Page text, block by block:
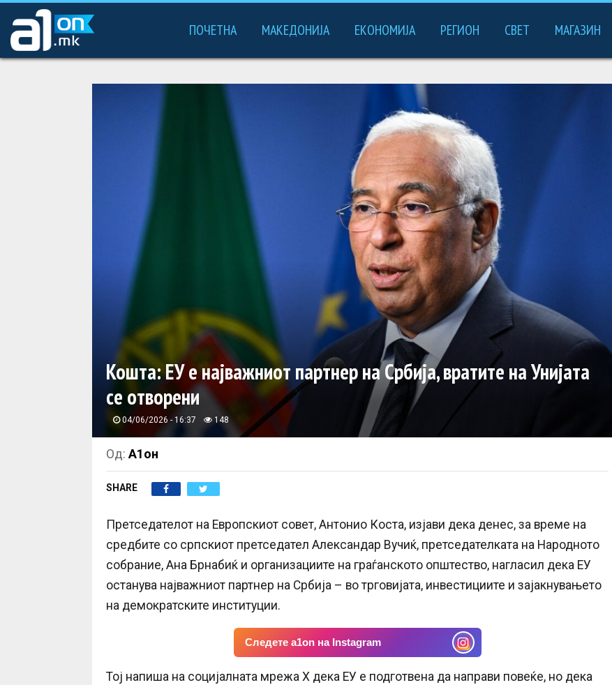
ПОЧЕТНА МАКЕДОНИЈА ЕКОНОМИЈА РЕГИОН СВЕТ МАГАЗИН
Кошта: ЕУ е најважниот партнер на Србија, вратите на Унијата
се отворени
04/06/2026 - 16:37 148
Од: А1он
SHARE
Претседателот на Европскиот совет, Антонио Коста, изјави дека денес, за време на
средбите со српскиот претседател Александар Вучиќ, претседателката на Народното
собрание, Ана Брнабиќ и организациите на граѓанското општество, нагласил дека ЕУ
останува најважниот партнер на Србија – во трговијата, инвестициите и зајакнувањето
на демократските институции.
Следете a1on на Instagram
Тој напиша на социјалната мрежа X дека ЕУ е подготвена да направи повеќе, но дека